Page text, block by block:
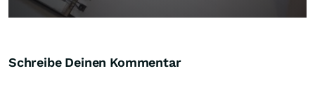
Schreibe Deinen Kommentar